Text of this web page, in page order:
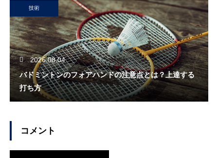
技術
2026.08.04
バドミントンのフォアハンドの注意点とは？上達する
打ち方
コメント